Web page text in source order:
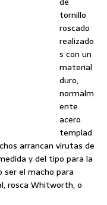
tornillo
roscado
realizado
s con un
material
duro,
normalm
ente
acero
templad
arrancan virutas de
y del tipo para la
ser el macho para
rosca Whitworth, o